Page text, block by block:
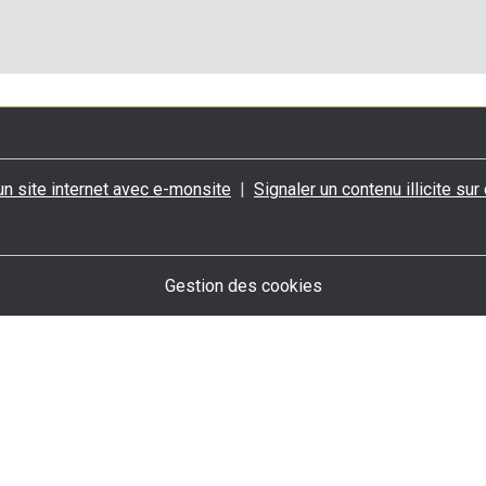
site internet avec e-monsite Signaler un contenu illicite sur
Gestion des cookies